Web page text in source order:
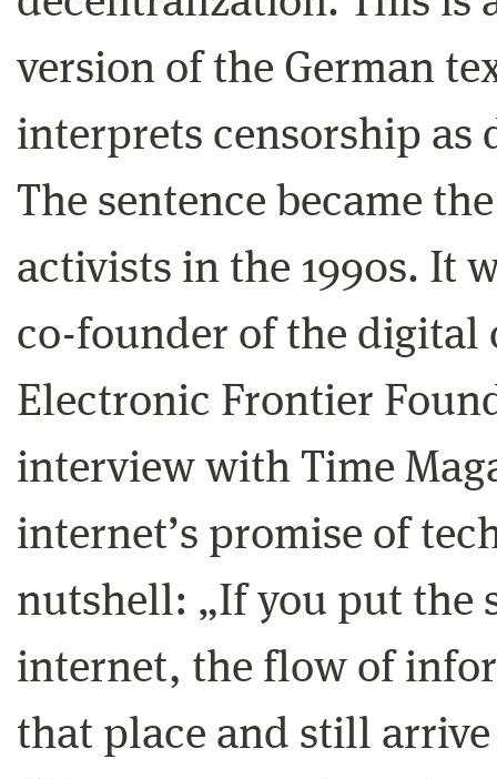
version of the German
interprets censorship as
The sentence became
activists in the 1990s. It
co-founder of the
Electronic Frontier
interview with Time
internet’s promise of
nutshell: „If you put the
internet, the flow of
that place and still